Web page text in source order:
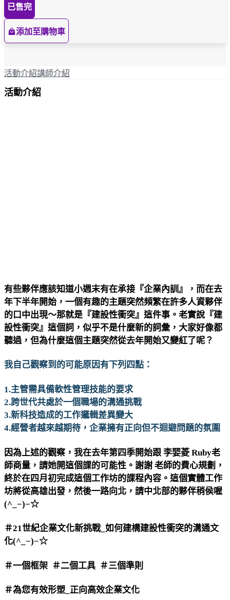
已售完
添加至購物車
活動介紹講師介紹
活動介紹
有些夥伴應該知道小週末有在承接『企業內訓』，而在去
年下半年開始，一個有趣的主題突然頻繁在許多人資夥伴
的口中出現～那就是『建設性衝突』這件事。老實說『建
設性衝突』這個詞，似乎不是什麼新的詞彙，大家好像都
聽過，但為什麼這個主題突然從去年開始又變紅了呢？
我自己觀察到的可能原因有下列四點：
1.主管需具備軟性管理技能的要求
2.跨世代共處於一個職場的溝通挑戰
3.新科技造成的工作邏輯差異變大
4.經營者越來越期待，企業擁有正向但不迴避問題的氛圍
因為上述的觀察，我在去年第四季開始跟 李婯菱 Ruby老
師商量，請她開這個課的可能性。謝謝 老師的費心規劃，
終於在四月初完成這個工作坊的課程內容。這個實體工作
坊將從高雄出發，然後一路向北，請中北部的夥伴稍侯喔
(^_−)−☆
＃21世紀企業文化新挑戰_如何建構建設性衝突的溝通文
化(^_−)−☆
＃一個框架 ＃二個工具 ＃三個準則
＃為您有效形塑_正向高效企業文化